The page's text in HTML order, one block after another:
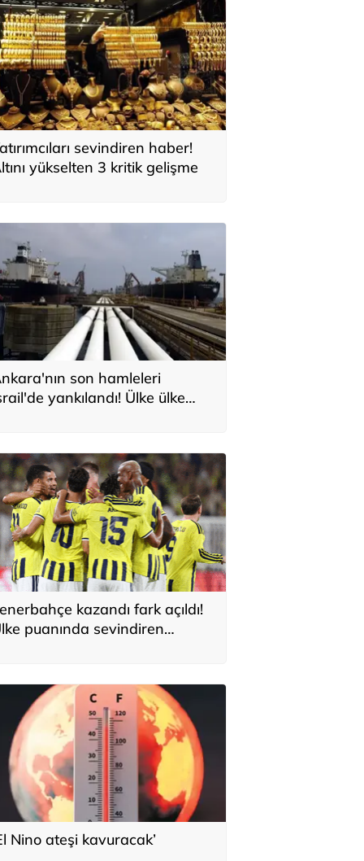
sevindiren haber!
yükselten 3 kritik gelişme
son hamleleri
yankılandı! Ülke ülke
kazandı fark açıldı!
puanında sevindiren
Nino ateşi kavuracak’